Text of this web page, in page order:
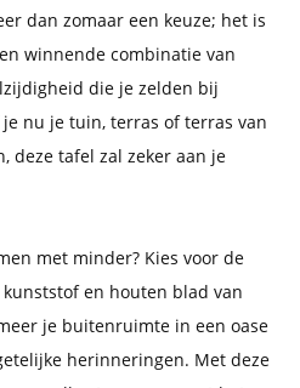
dan zomaar een keuze; het is
winnende combinatie van
die je zelden bij
nu je tuin, terras of terras van
deze tafel zal zeker aan je
met minder? Kies voor de
en houten blad van
je buitenruimte in een oase
herinneringen. Met deze